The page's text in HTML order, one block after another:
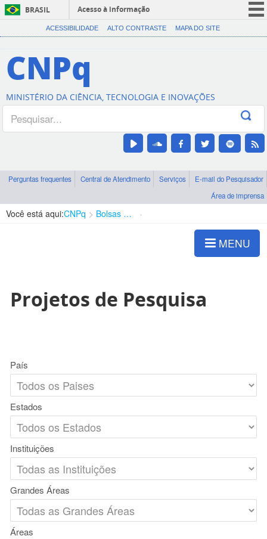
BRASIL
Acesso à informação
CORONAVÍRUS (COVID-19)
Canais
ACESSIBILIDADE ALTO CONTRASTE MAPA DO SITE
CNPq
MINISTÉRIO DA CIÊNCIA, TECNOLOGIA E INOVAÇÕES
Perguntas frequentes Central de Atendimento Serviços
E-mail do Pesquisador
Área de imprensa
Você está aqui:CNPq Bolsas e Auxílios Vigentes
MENU
Projetos de Pesquisa
País
Estados
Instituições
Grandes Áreas
Áreas